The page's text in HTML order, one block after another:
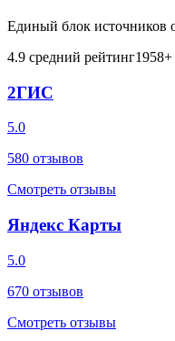
Единый блок источников
4.9 средний рейтинг1958+
2ГИС
5.0
580 отзывов
Смотреть отзывы
Яндекс Карты
5.0
670 отзывов
Смотреть отзывы